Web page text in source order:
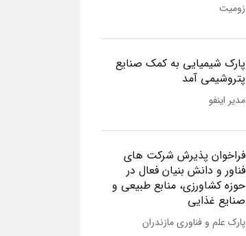
زومیت
پارک شیمیایی به کمک صنایع
پتروشیمی آمد
مدیر اینفو
فراخوان پذیرش شرکت های
فناور و دانش بنیان فعال در
حوزه کشاورزی، منابع طبیعی و
صنایع غذایی
پارک علم و فناوری مازندران